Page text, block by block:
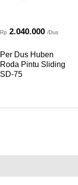
Rp 2.040.000 /Dus
Per Dus Huben
Roda Pintu Sliding
SD-75